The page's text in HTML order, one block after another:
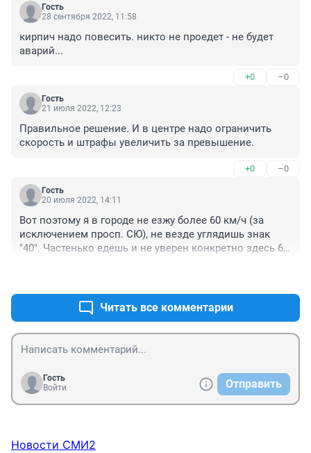
Гость
28 сентября 2022, 11:58
кирпич надо повесить. никто не проедет - не будет
аварий...
+0 –0
Гость
21 июля 2022, 12:23
Правильное решение. И в центре надо ограничить
скорость и штрафы увеличить за превышение.
+0 –0
Гость
20 июля 2022, 14:11
Вот поэтому я в городе не езжу более 60 км/ч (за
исключением просп. СЮ), не везде углядишь знак
"40". Частенько едешь и не уверен конкретно здесь 60
Читать все комментарии
Гость
Войти
Отправить
Новости СМИ2